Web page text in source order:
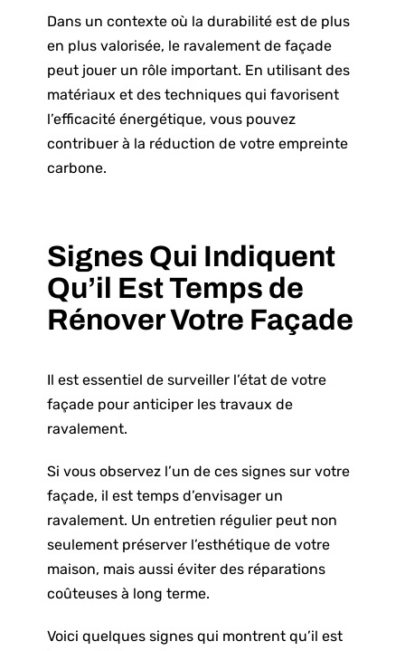
Dans un contexte où la durabilité est de plus
en plus valorisée, le ravalement de façade
peut jouer un rôle important. En utilisant des
matériaux et des techniques qui favorisent
l’efficacité énergétique, vous pouvez
contribuer à la réduction de votre empreinte
carbone.
Signes Qui Indiquent
Qu’il Est Temps de
Rénover Votre Façade
Il est essentiel de surveiller l’état de votre
façade pour anticiper les travaux de
ravalement.
Si vous observez l’un de ces signes sur votre
façade, il est temps d’envisager un
ravalement. Un entretien régulier peut non
seulement préserver l’esthétique de votre
maison, mais aussi éviter des réparations
coûteuses à long terme.
Voici quelques signes qui montrent qu’il est